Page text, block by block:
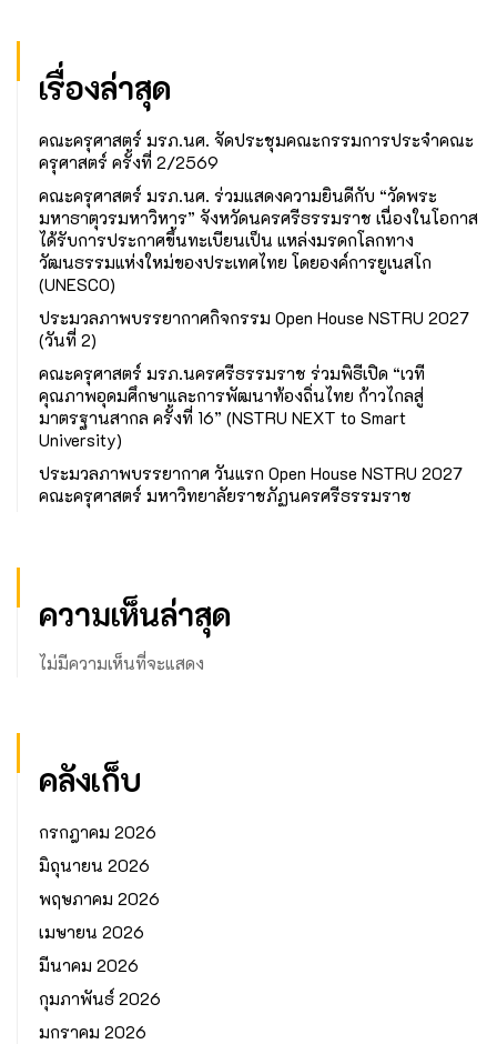
เรื่องล่าสุด
คณะครุศาสตร์ มรภ.นศ. จัดประชุมคณะกรรมการประจำคณะ
ครุศาสตร์ ครั้งที่ 2/2569
คณะครุศาสตร์ มรภ.นศ. ร่วมแสดงความยินดีกับ “วัดพระ
มหาธาตุวรมหาวิหาร” จังหวัดนครศรีธรรมราช เนื่องในโอกาส
ได้รับการประกาศขึ้นทะเบียนเป็น แหล่งมรดกโลกทาง
วัฒนธรรมแห่งใหม่ของประเทศไทย โดยองค์การยูเนสโก
(UNESCO)
ประมวลภาพบรรยากาศกิจกรรม Open House NSTRU 2027
(วันที่ 2)
คณะครุศาสตร์ มรภ.นครศรีธรรมราช ร่วมพิธีเปิด “เวที
คุณภาพอุดมศึกษาและการพัฒนาท้องถิ่นไทย ก้าวไกลสู่
มาตรฐานสากล ครั้งที่ 16” (NSTRU NEXT to Smart
University)
ประมวลภาพบรรยากาศ วันแรก Open House NSTRU 2027
คณะครุศาสตร์ มหาวิทยาลัยราชภัฏนครศรีธรรมราช
ความเห็นล่าสุด
ไม่มีความเห็นที่จะแสดง
คลังเก็บ
กรกฎาคม 2026
มิถุนายน 2026
พฤษภาคม 2026
เมษายน 2026
มีนาคม 2026
กุมภาพันธ์ 2026
มกราคม 2026